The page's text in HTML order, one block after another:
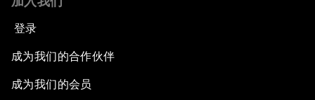
登录
成为我们的合作伙伴
成为我们的会员